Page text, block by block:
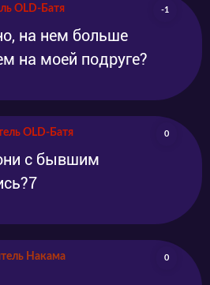
OLD-Батя -1
на нем больше
на моей подруге?
OLD-Батя 0
с бывшим
Накама
0